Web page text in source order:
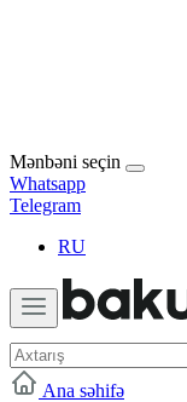
Mənbəni seçin
Whatsapp
Telegram
RU
Ana səhifə